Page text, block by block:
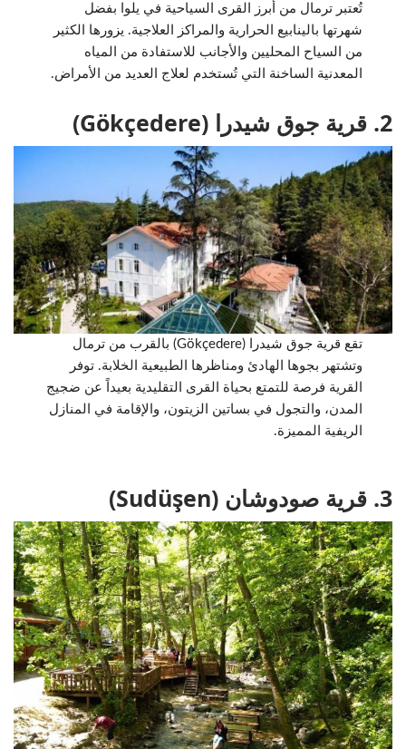
تُعتبر ترمال من أبرز القرى السياحية في يلوا بفضل
شهرتها بالينابيع الحرارية والمراكز العلاجية. يزورها الكثير
من السياح المحليين والأجانب للاستفادة من المياه
المعدنية الساخنة التي تُستخدم لعلاج العديد من الأمراض.
2. قرية جوق شيدرا (Gökçedere)
تقع قرية جوق شيدرا (Gökçedere) بالقرب من ترمال
وتشتهر بجوها الهادئ ومناظرها الطبيعية الخلابة. توفر
القرية فرصة للتمتع بحياة القرى التقليدية بعيداً عن ضجيج
المدن، والتجول في بساتين الزيتون، والإقامة في المنازل
الريفية المميزة.
3. قرية صودوشان (Sudüşen)